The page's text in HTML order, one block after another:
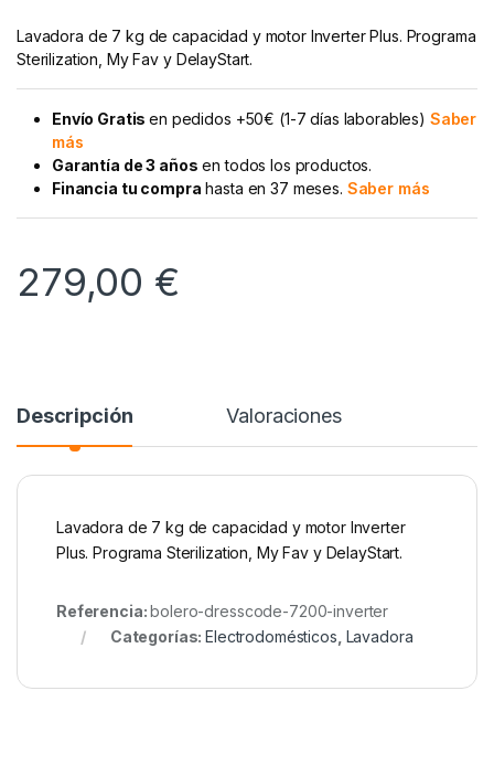
Lavadora de 7 kg de capacidad y motor Inverter Plus. Programa
Sterilization, My Fav y DelayStart.
Envío Gratisen pedidos +50€ (1-7 días laborables) Saber
más
Garantía de 3 años en todos los productos.
Financia tu compra hasta en 37 meses. Saber más
279,00 €
Descripción Valoraciones
Lavadora de 7 kg de capacidad y motor Inverter
Plus. Programa Sterilization, My Fav y DelayStart.
Referencia:bolero-dresscode-7200-inverter
Categorías:Electrodomésticos Lavadora